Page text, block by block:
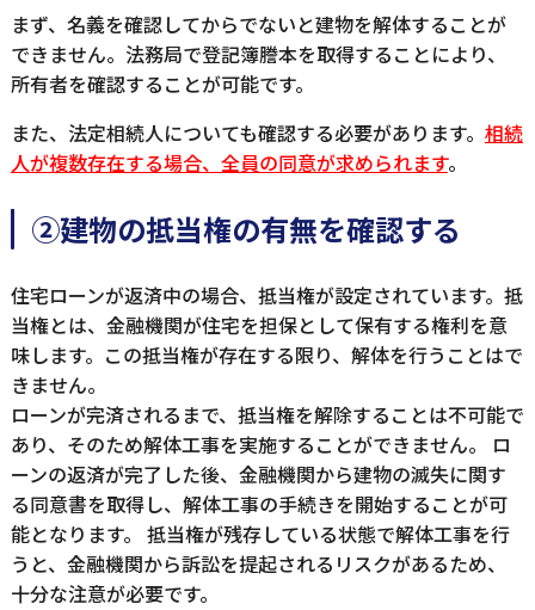
まず、名義を確認してからでないと建物を解体することが
できません。法務局で登記簿謄本を取得することにより、
所有者を確認することが可能です。
また、法定相続人についても確認する必要があります。 相続
人が複数存在する場合、全員の同意が求められます。
②建物の抵当権の有無を確認する
住宅ローンが返済中の場合、抵当権が設定されています。抵
当権とは、金融機関が住宅を担保として保有する権利を意
味します。この抵当権が存在する限り、解体を行うことはで
きません。
ローンが完済されるまで、抵当権を解除することは不可能で
あり、そのため解体工事を実施することができません。 ロ
ーンの返済が完了した後、金融機関から建物の滅失に関す
る同意書を取得し、解体工事の手続きを開始することが可
能となります。 抵当権が残存している状態で解体工事を行
うと、金融機関から訴訟を提起されるリスクがあるため、
十分な注意が必要です。